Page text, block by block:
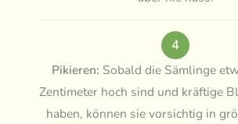
4
Pikieren: Sobald die Sämlinge
Zentimeter hoch sind und kräftige
haben, können sie vorsichtig in